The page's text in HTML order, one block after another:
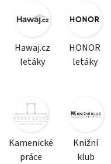
Hawaj.cz
letáky
HONOR
letáky
Kamenické
práce
Knižní
klub